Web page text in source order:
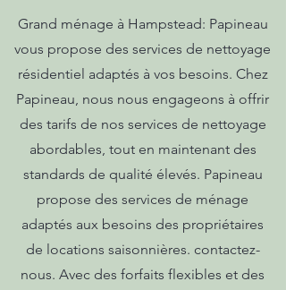
Grand ménage à Hampstead: Papineau
vous propose des services de nettoyage
résidentiel adaptés à vos besoins. Chez
Papineau, nous nous engageons à offrir
des tarifs de nos services de nettoyage
abordables, tout en maintenant des
standards de qualité élevés. Papineau
propose des services de ménage
adaptés aux besoins des propriétaires
de locations saisonnières. contactez-
nous. Avec des forfaits flexibles et des